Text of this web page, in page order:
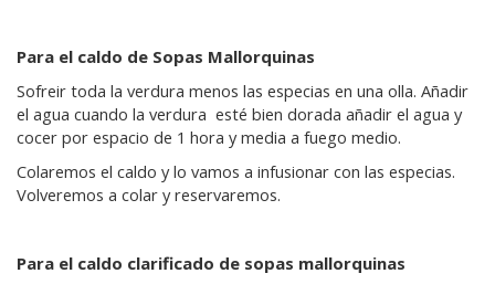
Para el caldo de Sopas Mallorquinas
Sofreir toda la verdura menos las especias en una olla. Añadir
el agua cuando la verdura esté bien dorada añadir el agua y
cocer por espacio de 1 hora y media a fuego medio.
Colaremos el caldo y lo vamos a infusionar con las especias.
Volveremos a colar y reservaremos.
Para el caldo clarificado de sopas mallorquinas